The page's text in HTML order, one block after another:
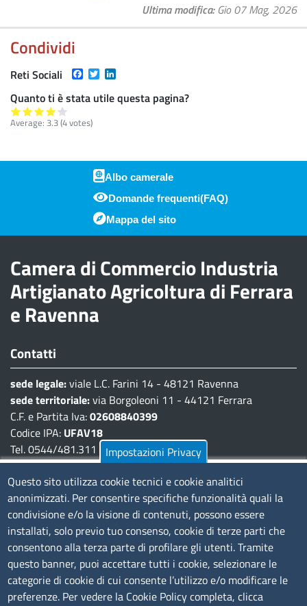
Ultima modifica Gio 07 Mag, 2026
Condividi
Reti Sociali Facebook
Twitter
Quanto ti è stata utile questa pagina?
Average: 3.3(4votes)
Piè di pagina
Albo camerale
Domande frequenti(FAQ)
Mappa del sito
Camera di Commercio Industria
Artigianato Agricoltura di Ferrara
e Ravenna
Contatti
sede legale:viale L.C. Farini 14 - 48121 Ravenna
sede territoriale:via Borgoleoni 11 - 44121 Ferrara
C.F. e Partita Iva:02608840399
Codice IPA: UFAV18
Tel. 0544/481.311 - 0532/783.711
Pec:cciaa@pec.fera.camcom.it
Amministrazione Trasparente
Bandi di gara
Bilanci
Concorsi e selezioni
Procedimenti
Provvedimenti
Impostazioni Privacy
Questo sito utilizza cookie tecnici e cookie analitici
anonimizzati. Per consentire specifiche funzionalità quali la
condivisione e/o la visione di contenuti, possono essere
installati, solo previo tuo consenso, cookie di terze parti che
consentono alla terza parte di profilare gli utenti. Tramite
questo banner, puoi accettare tutti i cookie, selezionare le
categorie di cookie di cui consente l’utilizzo e/o modificare le
preferenze. Per vedere la Cookie Policy completa, clicca